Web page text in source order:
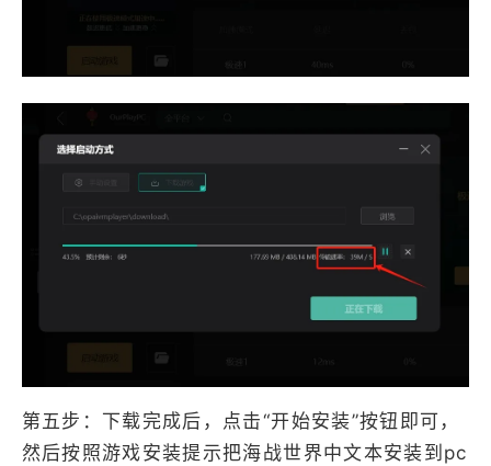
第五步：下载完成后，点击“开始安装”按钮即可，
然后按照游戏安装提示把海战世界中文本安装到pc